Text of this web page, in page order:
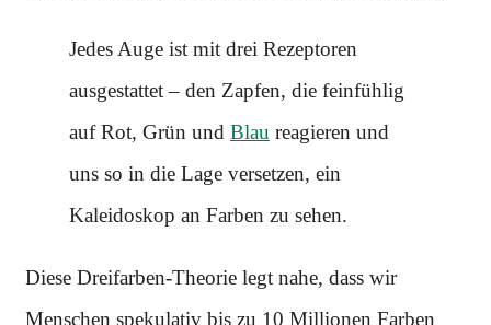
Jedes Auge ist mit drei Rezeptoren
ausgestattet – den Zapfen, die feinfühlig
auf Rot, Grün und Blau reagieren und
uns so in die Lage versetzen, ein
Kaleidoskop an Farben zu sehen.
Diese Dreifarben-Theorie legt nahe, dass wir
Menschen spekulativ bis zu 10 Millionen Farben